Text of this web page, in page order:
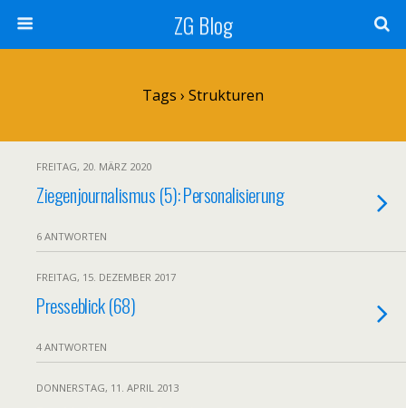
ZG Blog
Tags › Strukturen
FREITAG, 20. MÄRZ 2020
Ziegenjournalismus (5): Personalisierung
6 ANTWORTEN
FREITAG, 15. DEZEMBER 2017
Presseblick (68)
4 ANTWORTEN
DONNERSTAG, 11. APRIL 2013